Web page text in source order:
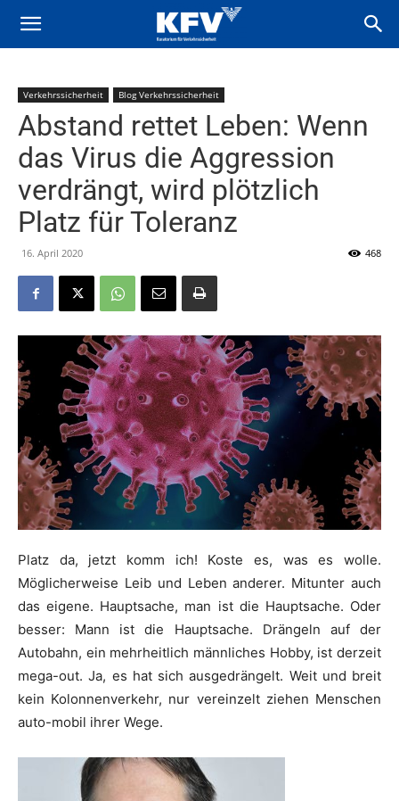
Verkehrssicherheit Blog Verkehrssicherheit
Abstand rettet Leben: Wenn
das Virus die Aggression
verdrängt, wird plötzlich
Platz für Toleranz
16. April 2020 468
Platz da, jetzt komm ich! Koste es, was es wolle.
Möglicherweise Leib und Leben anderer. Mitunter auch
das eigene. Hauptsache, man ist die Hauptsache. Oder
besser: Mann ist die Hauptsache. Drängeln auf der
Autobahn, ein mehrheitlich männliches Hobby, ist derzeit
mega-out. Ja, es hat sich ausgedrängelt. Weit und breit
kein Kolonnenverkehr, nur vereinzelt ziehen Menschen
auto-mobil ihrer Wege.